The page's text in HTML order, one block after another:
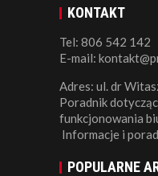
KONTAKT
Tel: 806 542 142
E-mail:
Adres: ul. dr
Poradnik
funkcjonowania
Informacje i
POPULARNE